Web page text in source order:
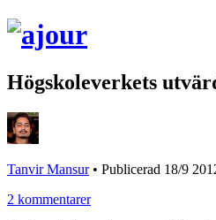
Högskoleverkets
Tanvir Mansur• Publicerad 18/9
2 kommentarer